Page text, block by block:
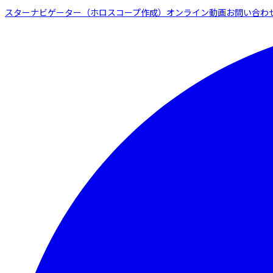
スターナビゲーター（ホロスコープ作成） オンライン動画お問い合わ